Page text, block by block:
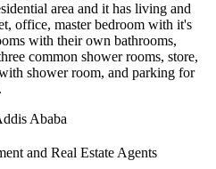
area and it has living and
office, master bedroom with it's
with their own bathrooms,
common shower rooms, store,
shower room, and parking for
Ababa
and Real Estate Agents